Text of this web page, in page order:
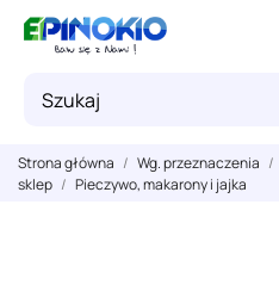
Strona główna Wg. przeznaczenia
sklep
Pieczywo, makarony i jajka